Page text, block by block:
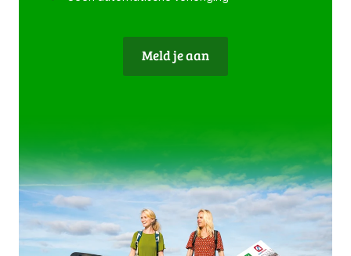
Meld je aan